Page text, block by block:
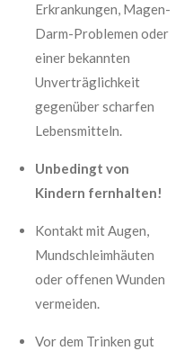
Erkrankungen, Magen-
Darm-Problemen oder
einer bekannten
Unverträglichkeit
gegenüber scharfen
Lebensmitteln.
Unbedingt von
Kindern fernhalten!
Kontakt mit Augen,
Mundschleimhäuten
oder offenen Wunden
vermeiden.
Vor dem Trinken gut